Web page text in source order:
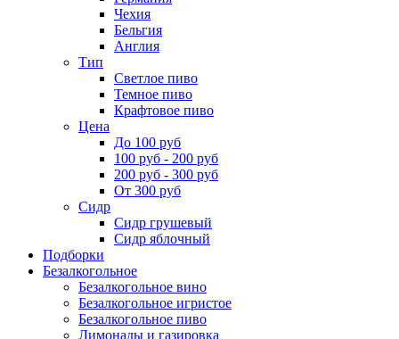
Чехия
Бельгия
Англия
Тип
Светлое пиво
Темное пиво
Крафтовое пиво
Цена
До 100 руб
100 руб - 200 руб
200 руб - 300 руб
От 300 руб
Сидр
Сидр грушевый
Сидр яблочный
Подборки
Безалкогольное
Безалкогольное вино
Безалкогольное игристое
Безалкогольное пиво
Лимонады и газировка